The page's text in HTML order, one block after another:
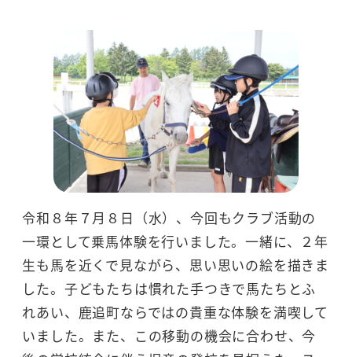
令和８年７月８日（水）、今回もクラブ活動の
一環として乗馬体験を行いました。一緒に、２年
生も馬を近くで見ながら、思い思いの絵を描きま
した。子どもたちは慣れた手つきで馬たちとふ
れあい、鹿追町ならではの貴重な体験を満喫して
いました。また、この移動の機会に合わせ、今